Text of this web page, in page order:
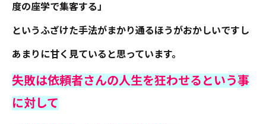
度の座学で集客する」
というふざけた手法がまかり通るほうがおかしいですし
あまりに甘く見ていると思っています。
失敗は依頼者さんの人生を狂わせるという事
に対して